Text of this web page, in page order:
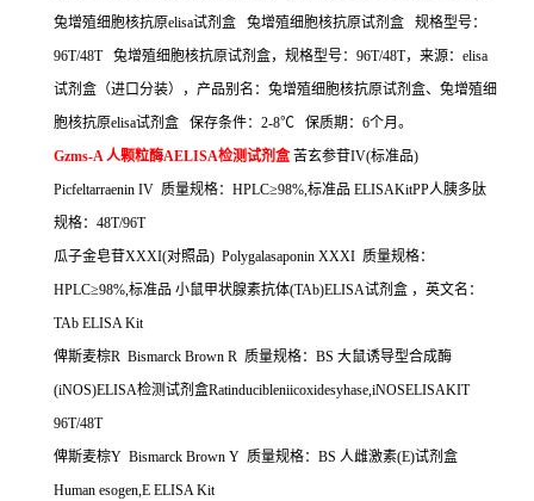
兔增殖细胞核抗原elisa试剂盒 兔增殖细胞核抗原试剂盒
规格型号：
96T/48T 兔增殖细胞核抗原试剂盒，规格型号： 96T/48T，来源： elisa
试剂盒（进口分装），产品别名：兔增殖细胞核抗原试剂盒、兔增殖细
胞核抗原elisa试剂盒 保存条件： 2-8℃ 保质期： 6个月。
Gzms-A人颗粒酶AELISA检测试剂盒苦玄参苷IV(标准品)
Picfeltarraenin IV 质量规格： HPLC≥98%,标准品 ELISAKitPP人胰多肽
规格： 48T/96T
瓜子金皂苷XXXI(对照品) Polygalasaponin XXXI 质量规格：
HPLC≥98%,标准品 小鼠甲状腺素抗体(TAb)ELISA试剂盒 ，英文名：
TAb ELISA Kit
俾斯麦棕R Bismarck Brown R 质量规格： BS 大鼠诱导型合成酶
(iNOS)ELISA检测试剂盒Ratinducibleniicoxidesyhase,iNOSELISAKIT
96T/48T
俾斯麦棕Y Bismarck Brown Y 质量规格： BS 人雌激素(E)试剂盒
Human esogen,E ELISA Kit